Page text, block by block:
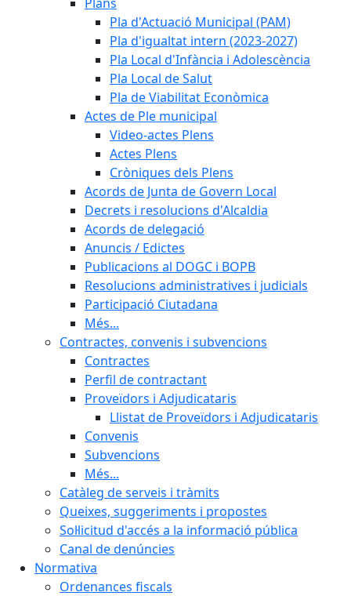
Pla d'Actuació Municipal (PAM)
Pla d'igualtat intern (2023-2027)
Pla Local d'Infància i Adolescència
Pla Local de Salut
Pla de Viabilitat Econòmica
Actes de Ple municipal
Video-actes Plens
Actes Plens
Cròniques dels Plens
Acords de Junta de Govern Local
Decrets i resolucions d'Alcaldia
Acords de delegació
Anuncis / Edictes
Publicacions al DOGC i BOPB
Resolucions administratives i judicials
Participació Ciutadana
Més...
Contractes, convenis i subvencions
Contractes
Perfil de contractant
Proveïdors i Adjudicataris
Llistat de Proveïdors i Adjudicataris
Convenis
Subvencions
Més...
Catàleg de serveis i tràmits
Queixes, suggeriments i propostes
Sol·licitud d'accés a la informació pública
Canal de denúncies
Normativa
Ordenances fiscals